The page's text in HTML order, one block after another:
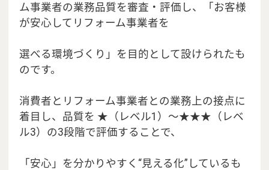
ム事業者の業務品質を審査・評価し、「お客様
が安心してリフォーム事業者を
選べる環境づくり」を目的として設けられたも
のです。
消費者とリフォーム事業者との業務上の接点に
着目し、品質を ★（レベル1）～★★★（レベ
ル3）の3段階で評価することで、
「安心」を分かりやすく“見える化”しているも